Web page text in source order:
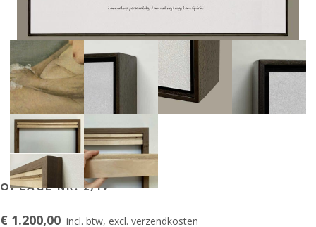
OPLAGE NR. 2/17
€ 1.200,00 incl. btw, excl. verzendkosten